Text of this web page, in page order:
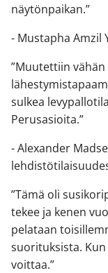
näytönpaikan.”
- Mustapha Amzil
”Muutettiin
sulkea
Perusasioita.”
- Alexander
”Tämä oli
tekee ja kenen
pelataan
suorituksista.
voittaa.”